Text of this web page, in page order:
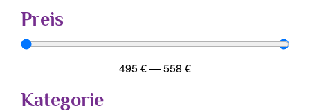
Preis
495€—558 €
Kategorie